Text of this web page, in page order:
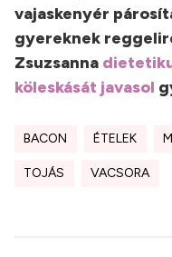
vajaskenyér
gyereknek
Zsuzsanna
köleskását javasol
BACON ÉTELEK
TOJÁS VACSORA